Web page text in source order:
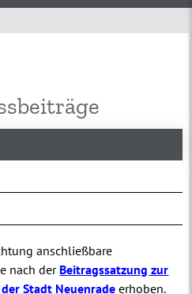
anschließbare
nach der Beitragssatzung zur
Stadt Neuenrade erhoben.